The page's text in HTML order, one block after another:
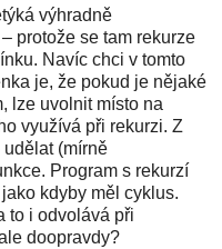
výhradně
protože se tam rekurze
Navíc chci v tomto
je, že pokud je nějaké
lze uvolnit místo na
využívá při rekurzi. Z
udělat (mírně
Program s rekurzí
kdyby měl cyklus.
to i odvolává při
doopravdy?